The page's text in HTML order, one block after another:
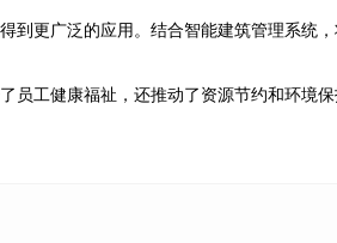
到更广泛的应用。结合智能建筑管理系统
员工健康福祉，还推动了资源节约和环境